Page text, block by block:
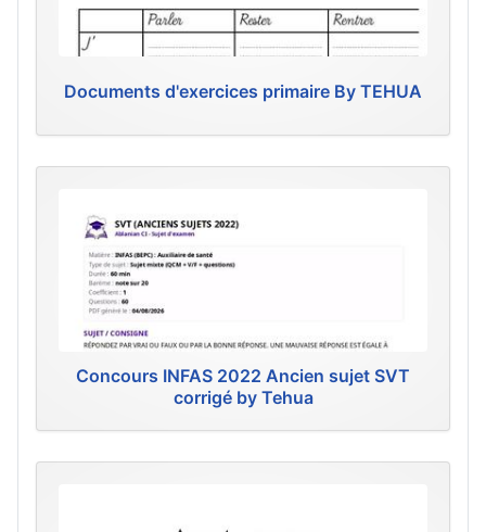
Documents d'exercices primaire By TEHUA
Concours INFAS 2022 Ancien sujet SVT
corrigé by Tehua